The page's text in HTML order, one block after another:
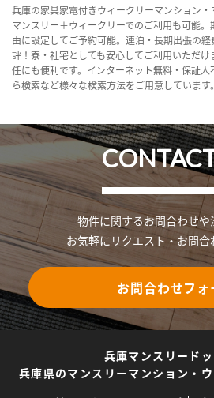
兵庫の家具家電付きウィークリーマンション・
マンスリー＋ウィークリーでのご利用も可能
由に設定してご予約可能。連泊・長期出張の
評！寮・社宅としても安心してご利用いただ
任にも便利です。インターネット無料・保証
ら検索など様々な検索方法をご用意しています。
物件に関するお問合わせや
お気軽にリクエスト・お問合
お問合わせフォ
兵庫マンスリード
兵庫県のマンスリーマンション・